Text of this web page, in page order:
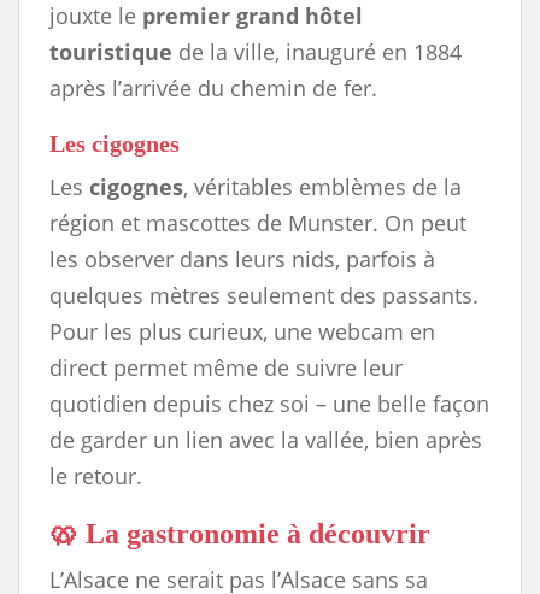
jouxte le premier grand hôtel
touristique de la ville, inauguré en 1884
après l’arrivée du chemin de fer.
Les cigognes
Les cigognes, véritables emblèmes de la
région et mascottes de Munster. On peut
les observer dans leurs nids, parfois à
quelques mètres seulement des passants.
Pour les plus curieux, une webcam en
direct permet même de suivre leur
quotidien depuis chez soi – une belle façon
de garder un lien avec la vallée, bien après
le retour.
🥨 La gastronomie à découvrir
L’Alsace ne serait pas l’Alsace sans sa